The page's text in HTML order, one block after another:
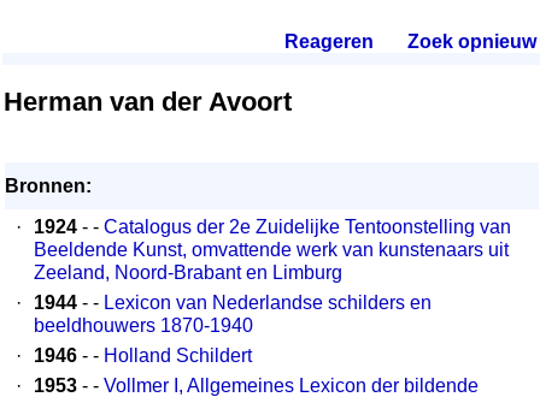
Reageren Zoek opnieuw.
Herman van der Avoort
Bronnen:
·
1924 - - Catalogus der 2e Zuidelijke Tentoonstelling van
Beeldende Kunst, omvattende werk van kunstenaars uit
Zeeland, Noord-Brabant en Limburg
·
1944 - - Lexicon van Nederlandse schilders en
beeldhouwers 1870-1940
·
1946 - - Holland Schildert
·
1953 - - Vollmer I, Allgemeines Lexicon der bildende